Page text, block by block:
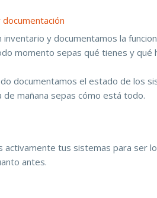
inventario y documentamos la
momento sepas qué tienes y qué
documentamos el estado de los
de mañana sepas cómo está todo.
activamente tus sistemas para ser
antes.